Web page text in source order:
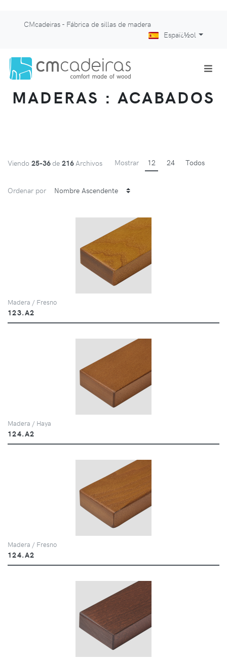
CMcadeiras - Fábrica de sillas de madera
Espaï¿½ol
MADERAS : ACABADOS
Viendo 25-36de 216Archivos Mostrar 12 24 Todos
Ordenar por
Madera / Fresno
123.A2
Madera / Haya
124.A2
Madera / Fresno
124.A2